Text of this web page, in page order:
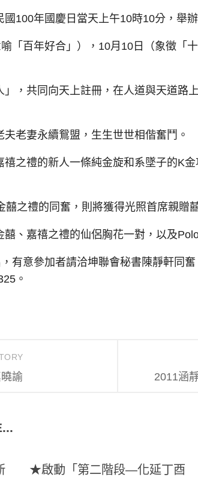
年國慶日當天上午10時10分，舉辦
百年好合」），10月10日（象徵「
共同向天上註冊，在人道與天道路
妻永續鴛盟，生生世世相偕奮鬥。
禮的新人一條純金旋和系墜子的K金
禮的同奮，則將獲得光照首席親贈
嘉禧之禮的仙侶胸花一對，以及Polo
意參加者請洽坤聯會秘書陳靜軒同奮
。
2011涵
諭
★啟動「第二階段―化延丁酉